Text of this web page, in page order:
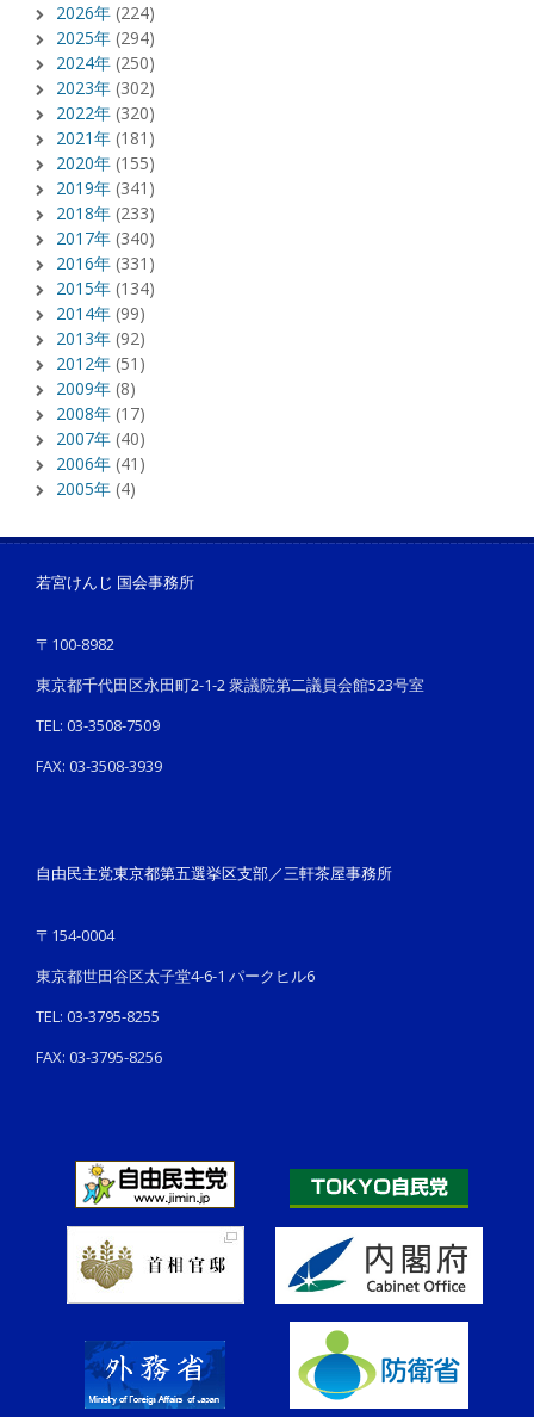
2026年 (224)
2025年 (294)
2024年 (250)
2023年 (302)
2022年 (320)
2021年 (181)
2020年 (155)
2019年 (341)
2018年 (233)
2017年 (340)
2016年 (331)
2015年 (134)
2014年 (99)
2013年 (92)
2012年 (51)
2009年 (8)
2008年 (17)
2007年 (40)
2006年 (41)
2005年 (4)
若宮けんじ 国会事務所
〒100-8982
東京都千代田区永田町2-1-2 衆議院第二議員会館523号室
TEL: 03-3508-7509
FAX: 03-3508-3939
自由民主党東京都第五選挙区支部／三軒茶屋事務所
〒154-0004
東京都世田谷区太子堂4-6-1 パークヒル6
TEL: 03-3795-8255
FAX: 03-3795-8256